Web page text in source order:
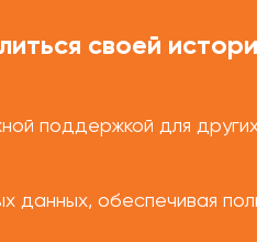
своей
поддержкой для
данных, обеспечивая